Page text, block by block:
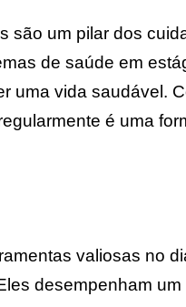
são um pilar dos
de saúde em
uma vida saudável.
é uma
valiosas no
desempenham